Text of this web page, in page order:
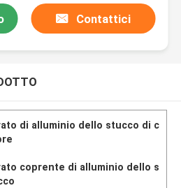
Contattici
di alluminio dello stucco di c
coprente di alluminio dello s